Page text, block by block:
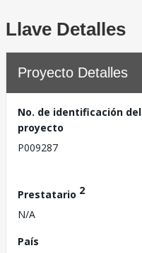
Llave Detalles
Proyecto Detalles
No. de identificación del
proyecto
P009287
Prestatario 2
N/A
País